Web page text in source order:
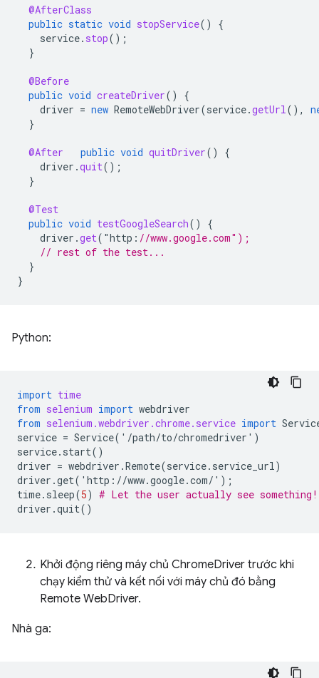
@AfterClass
public static void stopService()
{
service. stop();
}
@Before
public void createDriver()
{
driver = new RemoteWebDriver(service.getUrl(),
}
@After public void quitDriver()
{
driver .quit();
}
@Test
public void testGoogleSearch()
{
driver .get( "http : //www.google.com");
// rest of the test...
}
}
Python:
import time
from selenium import webdriver
from selenium.webdriver.chrome.service import
service = Service( ' /path/to/chromedriver ' )
service. start()
driver = webdriver .Remote(service. service_url)
driver .get( ' http : //www.google.com/ ' );
time. sleep(5) # Let the user actually see something!
driver .quit()
Khởi động riêng máy chủ ChromeDriver trước khi
chạy kiểm thử và kết nối với máy chủ đó bằng
Remote WebDriver.
Nhà ga: